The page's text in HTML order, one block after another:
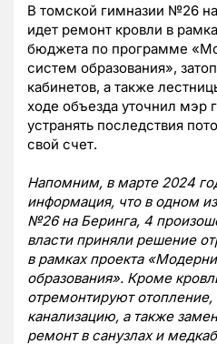
В томской гимназии №26
идет ремонт кровли в
бюджета по программе
систем образования»,
кабинетов, а также
ходе объезда уточнил мэр
устранять последствия
свой счет.
Напомним, в марте 2024
информация, что в одном
№26 на Беринга, 4
власти приняли решение
в рамках проекта
образования». Кроме
отремонтируют
канализацию, а также
ремонт в санузлах и